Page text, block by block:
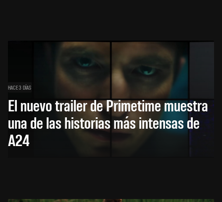
HACE 3 DÍAS
El nuevo trailer de Primetime muestra
una de las historias más intensas de
A24